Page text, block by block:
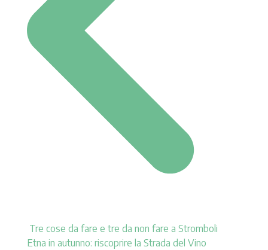
Tre cose da fare e tre da non fare a Stromboli
Etna in autunno: riscoprire la Strada del Vino